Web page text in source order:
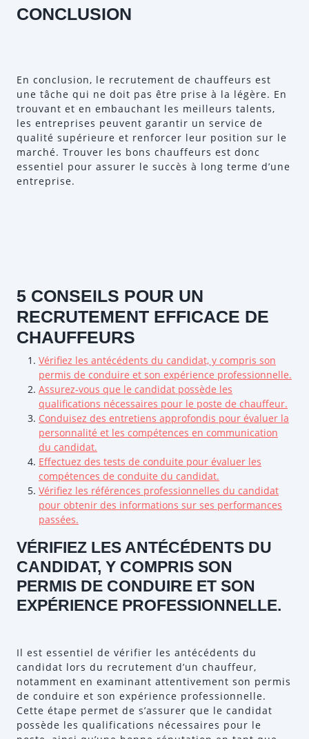
CONCLUSION
En conclusion, le recrutement de chauffeurs est
une tâche qui ne doit pas être prise à la légère. En
trouvant et en embauchant les meilleurs talents,
les entreprises peuvent garantir un service de
qualité supérieure et renforcer leur position sur le
marché. Trouver les bons chauffeurs est donc
essentiel pour assurer le succès à long terme d’une
entreprise.
5 CONSEILS POUR UN
RECRUTEMENT EFFICACE DE
CHAUFFEURS
Vérifiez les antécédents du candidat, y compris son
permis de conduire et son expérience professionnelle.
Assurez-vous que le candidat possède les
qualifications nécessaires pour le poste de chauffeur.
Conduisez des entretiens approfondis pour évaluer la
personnalité et les compétences en communication
du candidat.
Effectuez des tests de conduite pour évaluer les
compétences de conduite du candidat.
Vérifiez les références professionnelles du candidat
pour obtenir des informations sur ses performances
passées.
VÉRIFIEZ LES ANTÉCÉDENTS DU
CANDIDAT, Y COMPRIS SON
PERMIS DE CONDUIRE ET SON
EXPÉRIENCE PROFESSIONNELLE.
Il est essentiel de vérifier les antécédents du
candidat lors du recrutement d’un chauffeur,
notamment en examinant attentivement son permis
de conduire et son expérience professionnelle.
Cette étape permet de s’assurer que le candidat
possède les qualifications nécessaires pour le